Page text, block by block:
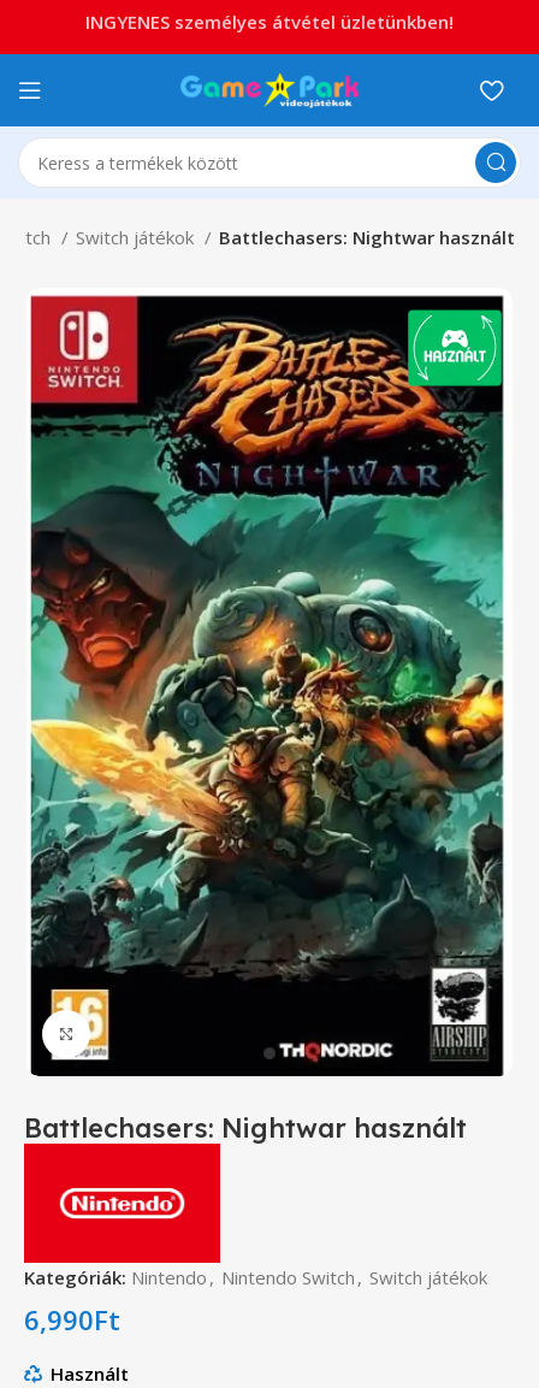
Switch játékok Battlechasers: Nightwar használt
Click to enlarge
Battlechasers: Nightwar használt
Kategóriák: Nintendo , Nintendo Switch , Switch játékok
6,990Ft
Használt
INGYENES személyes átvétel üzletünkben!